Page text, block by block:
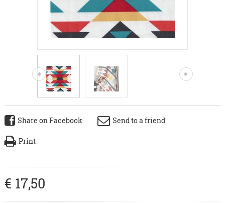
Share on Facebook Send to a friend
Print
€ 17,50